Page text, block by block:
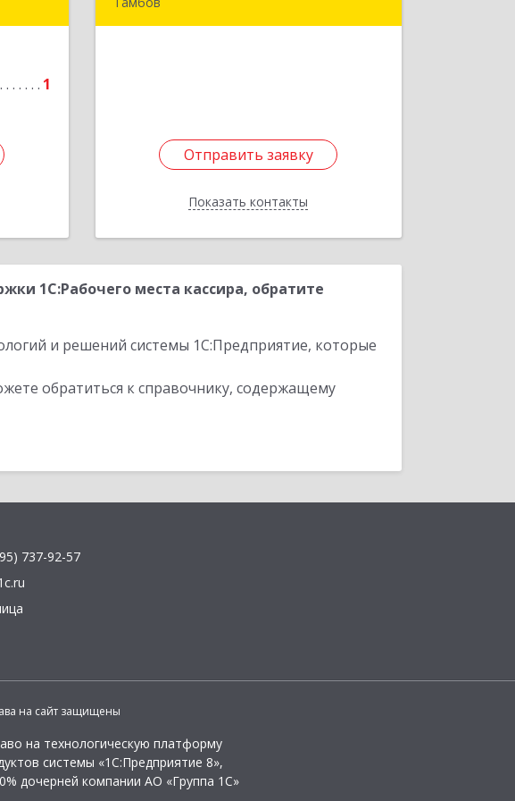
1
Отправить заявку
Показать контакты
Отправить заявку
Назад
1С:Рабочего места кассира, обратите
и решений системы 1С:Предприятие, которые
обратиться к справочнику, содержащему
737-92-57
на сайт защищены
на технологическую платформу
системы «1С:Предприятие 8»,
дочерней компании АО «Группа 1С»